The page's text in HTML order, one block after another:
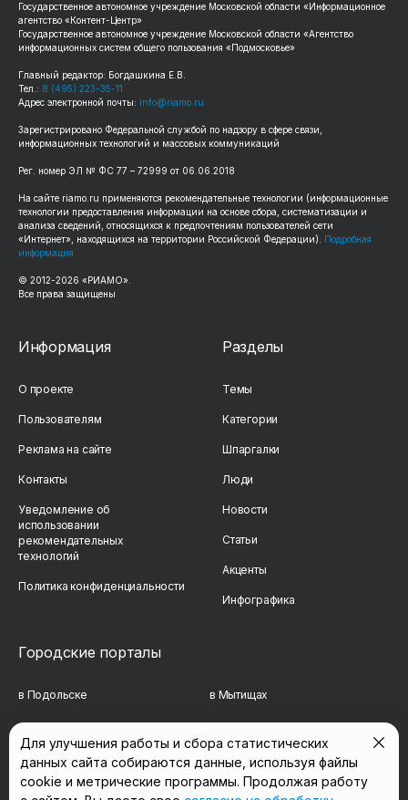
Государственное автономное учреждение Московской области «Информационное
агентство «Контент-Центр»
Государственное автономное учреждение Московской области «Агентство
информационных систем общего пользования «Подмосковье»
Главный редактор: Богдашкина Е.В.
Тел.: 8 (495) 223-35-11
Адрес электронной почты: info@riamo.ru
Зарегистрировано Федеральной службой по надзору в сфере связи,
информационных технологий и массовых коммуникаций
Рег. номер ЭЛ № ФС 77 – 72999 от 06.06.2018
На сайте riamo.ru применяются рекомендательные технологии (информационные
технологии предоставления информации на основе сбора, систематизации и
анализа сведений, относящихся к предпочтениям пользователей сети
«Интернет», находящихся на территории Российской Федерации). Подробная
информация
© 2012-2026 «РИАМО».
Все права защищены
Информация
О проекте
Пользователям
Реклама на сайте
Контакты
Уведомление об
использовании
рекомендательных
технологий
Политика конфиденциальности
Разделы
Темы
Категории
Шпаргалки
Люди
Новости
Статьи
Акценты
Инфографика
Городские порталы
в Подольске в Мытищах
в Сергиевом Посаде в Люберцах
в Красногорске в Королёве
Для улучшения работы и сбора статистических
данных сайта собираются данные, используя файлы
cookie и метрические программы. Продолжая работу